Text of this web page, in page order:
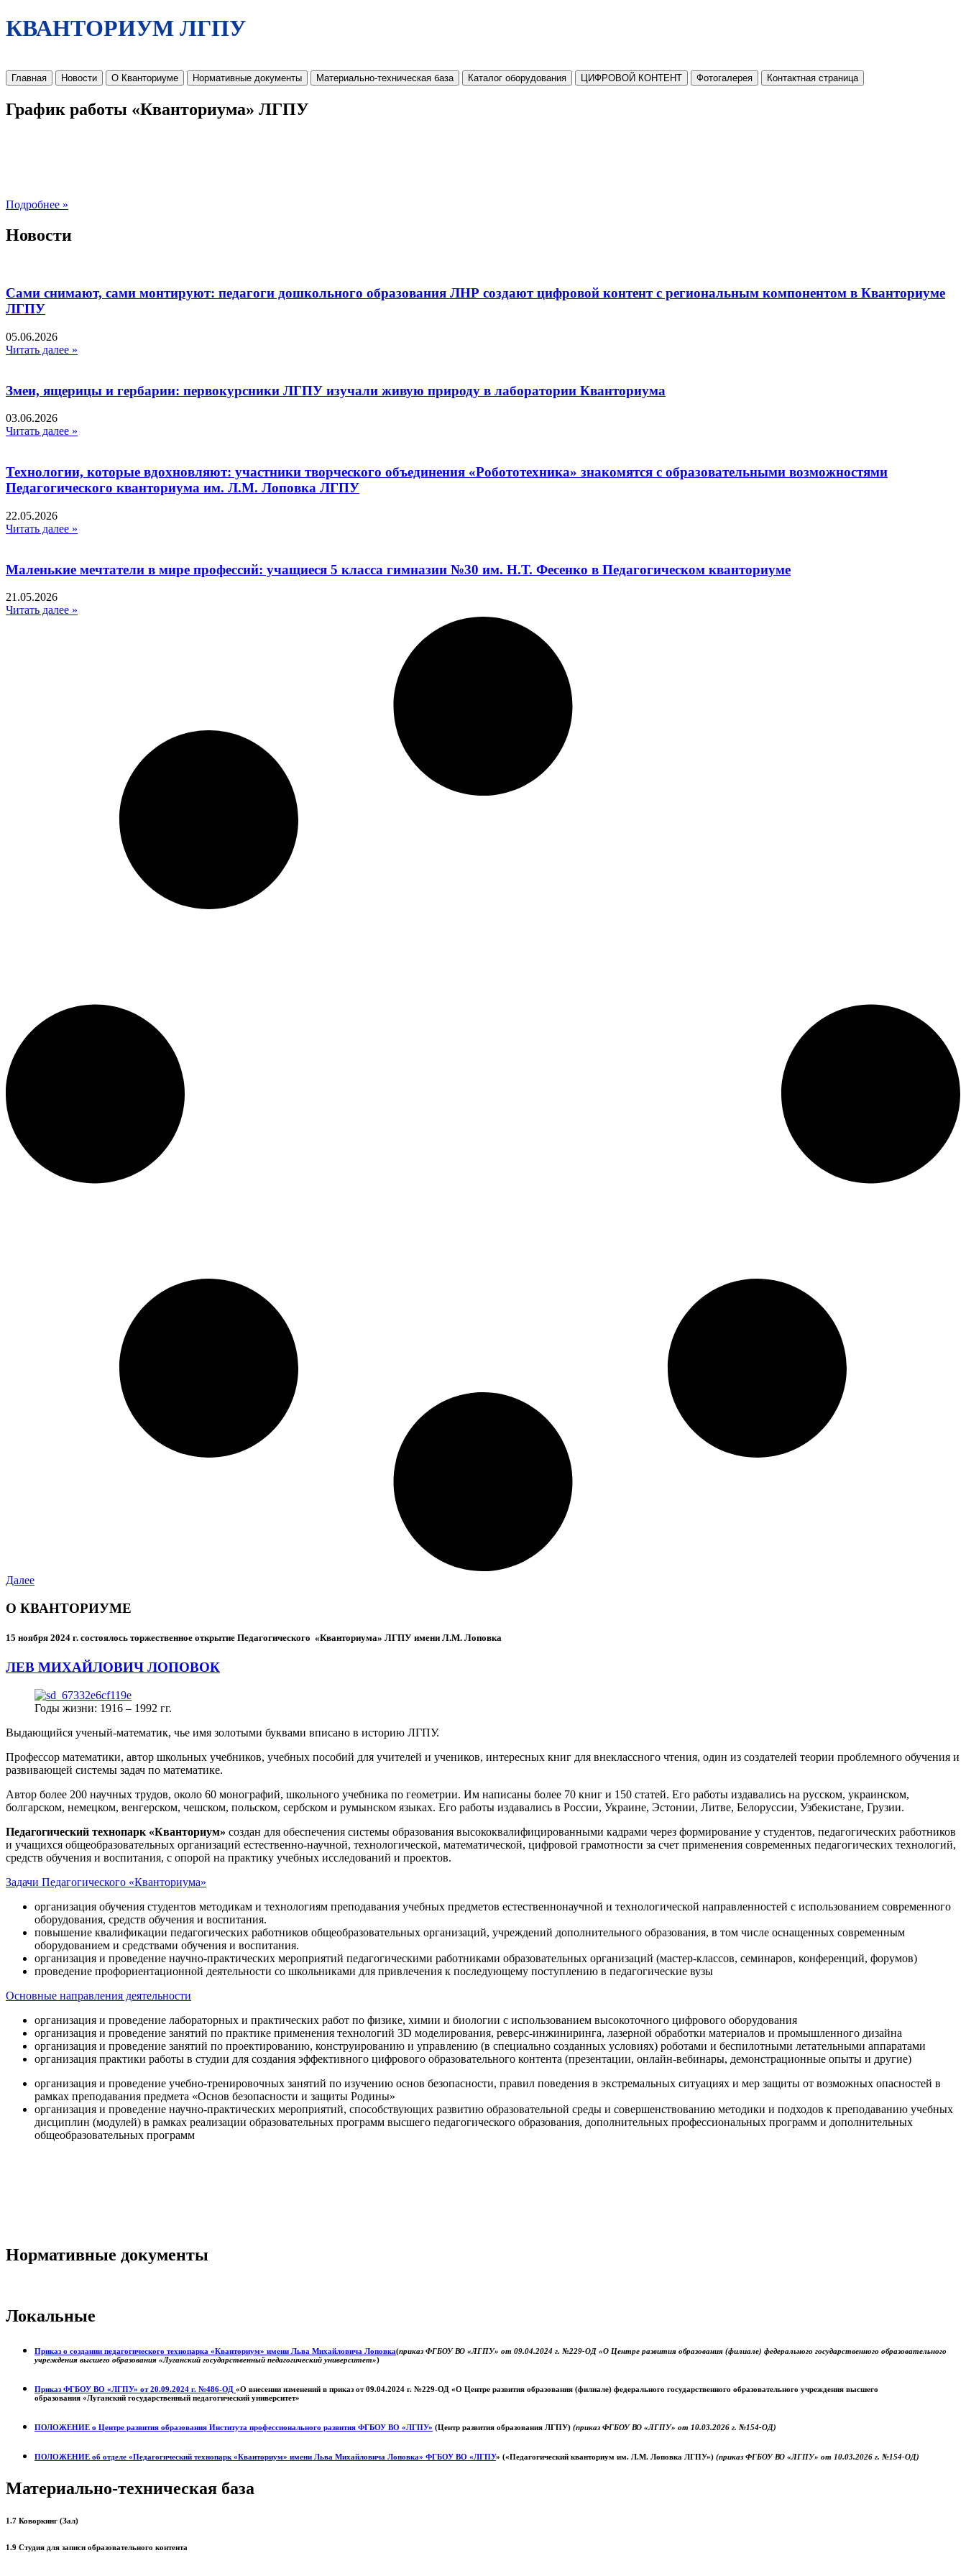
КВАНТОРИУМ ЛГПУ
Главная Новости О Кванториуме Нормативные документы Материально-техническая база Каталог оборудования ЦИФРОВОЙ КОНТЕНТ Фотогалерея Контактная страница
График работы «Кванториума» ЛГПУ
Подробнее »
Новости
Сами снимают, сами монтируют: педагоги дошкольного образования ЛНР создают цифровой контент с региональным компонентом в Кванториуме
ЛГПУ​
05.06.2026
Читать далее »
Змеи, ящерицы и гербарии: первокурсники ЛГПУ изучали живую природу в лаборатории Кванториума
03.06.2026
Читать далее »
Технологии, которые вдохновляют: участники творческого объединения «Робототехника» знакомятся с образовательными возможностями
Педагогического кванториума им. Л.М. Лоповка ЛГПУ
22.05.2026
Читать далее »
Маленькие мечтатели в мире профессий: учащиеся 5 класса гимназии №30 им. Н.Т. Фесенко в Педагогическом кванториуме
21.05.2026
Читать далее »
Далее
О КВАНТОРИУМЕ
15 ноября 2024 г. состоялось торжественное открытие Педагогического «Кванториума» ЛГПУ имени Л.М. Лоповка
ЛЕВ МИХАЙЛОВИЧ ЛОПОВОК
Годы жизни: 1916 – 1992 гг.
Выдающийся ученый-математик, чье имя золотыми буквами вписано в историю ЛГПУ.
Профессор математики, автор школьных учебников, учебных пособий для учителей и учеников, интересных книг для внеклассного чтения, один из создателей теории проблемного обучения и
развивающей системы задач по математике.
Автор более 200 научных трудов, около 60 монографий, школьного учебника по геометрии. Им написаны более 70 книг и 150 статей. Его работы издавались на русском, украинском,
болгарском, немецком, венгерском, чешском, польском, сербском и румынском языках. Его работы издавались в России, Украине, Эстонии, Литве, Белоруссии, Узбекистане, Грузии.
Педагогический технопарк «Кванториум» создан для обеспечения системы образования высококвалифицированными кадрами через формирование у студентов, педагогических работников
и учащихся общеобразовательных организаций естественно-научной, технологической, математической, цифровой грамотности за счет применения современных педагогических технологий,
средств обучения и воспитания, с опорой на практику учебных исследований и проектов.
Задачи Педагогического «Кванториума»
организация обучения студентов методикам и технологиям преподавания учебных предметов естественнонаучной и технологической направленностей с использованием современного
оборудования, средств обучения и воспитания.
повышение квалификации педагогических работников общеобразовательных организаций, учреждений дополнительного образования, в том числе оснащенных современным
оборудованием и средствами обучения и воспитания.
организация и проведение научно-практических мероприятий педагогическими работниками образовательных организаций (мастер-классов, семинаров, конференций, форумов)
проведение профориентационной деятельности со школьниками для привлечения к последующему поступлению в педагогические вузы
Основные направления деятельности
организация и проведение лабораторных и практических работ по физике, химии и биологии с использованием высокоточного цифрового оборудования
организация и проведение занятий по практике применения технологий 3D моделирования, реверс-инжиниринга, лазерной обработки материалов и промышленного дизайна
организация и проведение занятий по проектированию, конструированию и управлению (в специально созданных условиях) роботами и беспилотными летательными аппаратами
организация практики работы в студии для создания эффективного цифрового образовательного контента (презентации, онлайн-вебинары, демонстрационные опыты и другие)
организация и проведение учебно-тренировочных занятий по изучению основ безопасности, правил поведения в экстремальных ситуациях и мер защиты от возможных опасностей в
рамках преподавания предмета «Основ безопасности и защиты Родины»
организация и проведение научно-практических мероприятий, способствующих развитию образовательной среды и совершенствованию методики и подходов к преподаванию учебных
дисциплин (модулей) в рамках реализации образовательных программ высшего педагогического образования, дополнительных профессиональных программ и дополнительных
общеобразовательных программ
Нормативные документы
Локальные
Приказ о создании педагогического технопарка «Кванториум» имени Льва Михайловича Лоповка(приказ ФГБОУ ВО «ЛГПУ» от 09.04.2024 г. №229-ОД «О Центре развития образования (филиале) федерального государственного образовательного
учреждения высшего образования «Луганский государственный педагогический университет»)
Приказ ФГБОУ ВО «ЛГПУ» от 20.09.2024 г. №486-ОД «О внесении изменений в приказ от 09.04.2024 г. №229-ОД «О Центре развития образования (филиале) федерального государственного образовательного учреждения высшего
образования «Луганский государственный педагогический университет»
ПОЛОЖЕНИЕ о Центре развития образования Института профессионального развития ФГБОУ ВО «ЛГПУ» (Центр развития образования ЛГПУ) (приказ ФГБОУ ВО «ЛГПУ» от 10.03.2026 г. №154-ОД)
ПОЛОЖЕНИЕ об отделе «Педагогический технопарк «Кванториум» имени Льва Михайловича Лоповка» ФГБОУ ВО «ЛГПУ» («Педагогический кванториум им. Л.М. Лоповка ЛГПУ») (приказ ФГБОУ ВО «ЛГПУ» от 10.03.2026 г. №154-ОД)
Материально-техническая база
1.7 Коворкинг (Зал)
1.9 Студия для записи образовательного контента